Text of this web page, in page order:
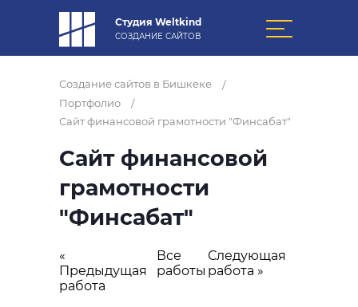
Студия Weltkind
СОЗДАНИЕ САЙТОВ
Создание сайтов в Бишкеке
/
Портфолио
/
Сайт финансовой грамотности "Финсабат"
Сайт финансовой
грамотности
"Финсабат"
«
Предыдущая
работа
Все
работы
Следующая
работа »